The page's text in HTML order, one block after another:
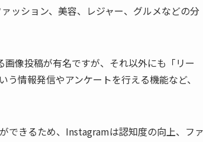
ッション、美容、レジャー、グルメなどの分
像投稿が有名ですが、それ以外にも「リー
情報発信やアンケートを行える機能など、
できるため、Instagramは認知度の向上、フ